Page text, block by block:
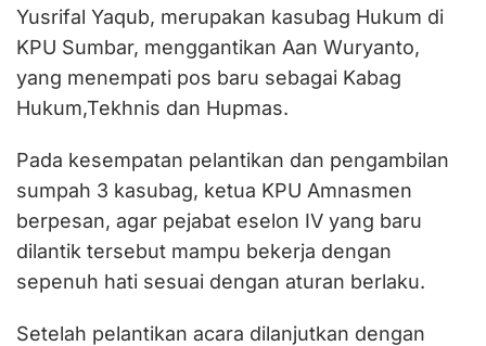
Yusrifal Yaqub, merupakan kasubag Hukum di
KPU Sumbar, menggantikan Aan Wuryanto,
yang menempati pos baru sebagai Kabag
Hukum,Tekhnis dan Hupmas.
Pada kesempatan pelantikan dan pengambilan
sumpah 3 kasubag, ketua KPU Amnasmen
berpesan, agar pejabat eselon IV yang baru
dilantik tersebut mampu bekerja dengan
sepenuh hati sesuai dengan aturan berlaku.
Setelah pelantikan acara dilanjutkan dengan